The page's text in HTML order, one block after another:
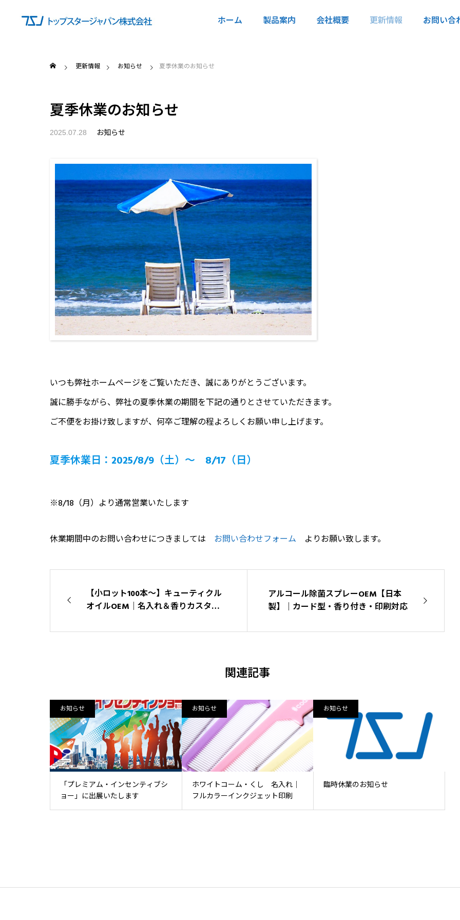
ホーム 製品案内 会社概要 更新情報 お問い合
更新情報 お知らせ 夏季休業のお知らせ
夏季休業のお知らせ
2025.07.28 お知らせ
いつも弊社ホームページをご覧いただき、誠にありがとうございます。
誠に勝手ながら、弊社の夏季休業の期間を下記の通りとさせていただきます。
ご不便をお掛け致しますが、何卒ご理解の程よろしくお願い申し上げます。
夏季休業日：2025/8/9（土）～ 8/17（日）
※8/18（月）より通常営業いたします
休業期間中のお問い合わせにつきましては お問い合わせフォーム よりお願い致します。
【小ロット100本〜】キューティクル
オイルOEM｜名入れ＆香りカスタム
タージャパン
アルコール除菌スプレーOEM【日本
製】｜カード型・香り付き・印刷対応
関連記事
お知らせ
「プレミアム・インセンティブシ
ョー」に出展いたします
お知らせ
ホワイトコーム・くし 名入れ｜
フルカラーインクジェット印刷
お知らせ
臨時休業のお知らせ